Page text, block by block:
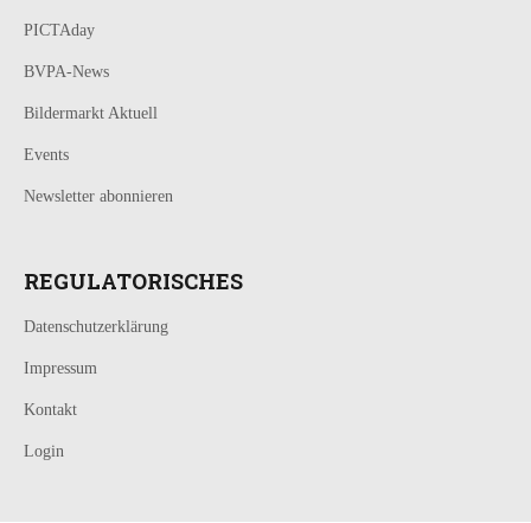
PICTAday
BVPA-News
Bildermarkt Aktuell
Events
Newsletter abonnieren
REGULATORISCHES
Datenschutzerklärung
Impressum
Kontakt
Login